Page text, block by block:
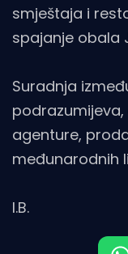
smještaja i
spajanje obala
Suradnja
agenture,
međunarodnih
I.B.